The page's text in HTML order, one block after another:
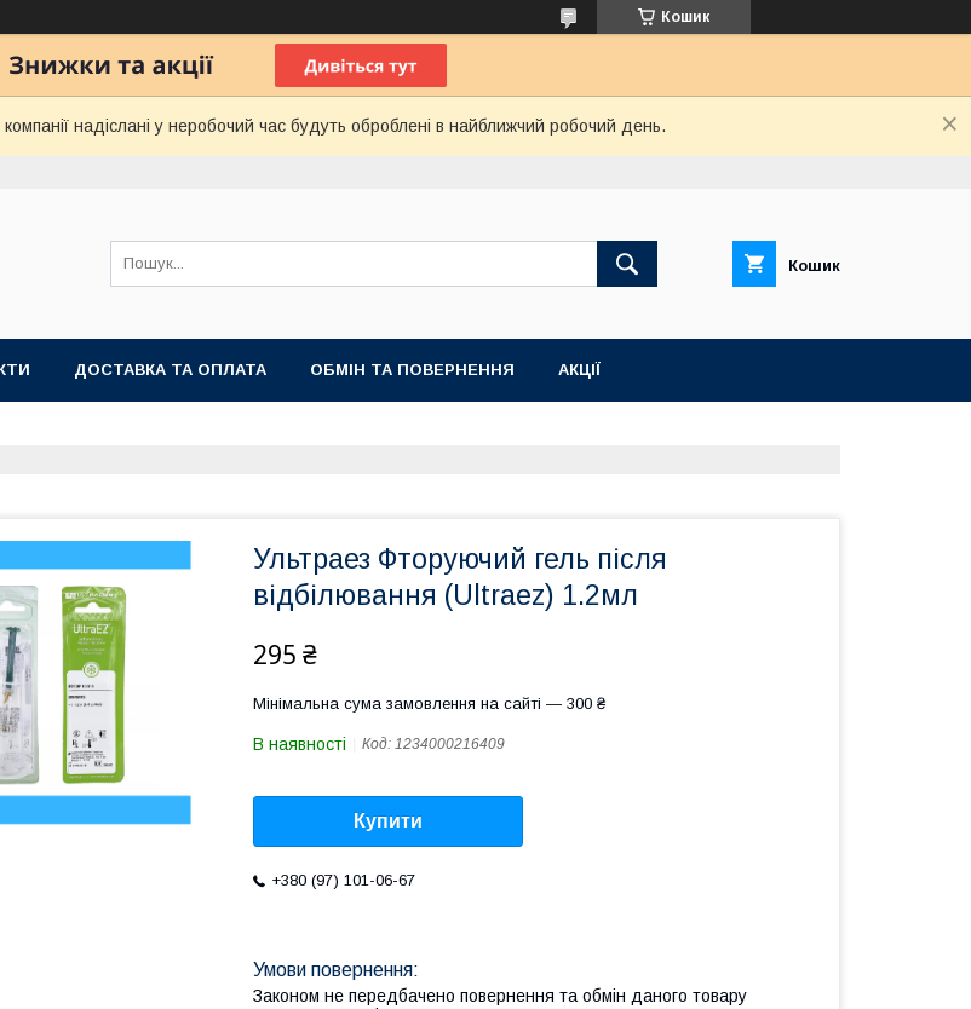
Кошик
надіслані у неробочий час будуть оброблені в найближчий робочий день.
Кошик
ДОСТАВКА ТА ОПЛАТА ОБМІН ТА ПОВЕРНЕННЯ АКЦІЇ
Ультраез Фторуючий гель після
відбілювання (Ultraez) 1.2мл
295 ₴
Мінімальна сума замовлення на сайті — 300 ₴
В наявності Код: 1234000216409
Купити
+380 (97) 101-06-67
Законом не передбачено повернення та обмін даного товару